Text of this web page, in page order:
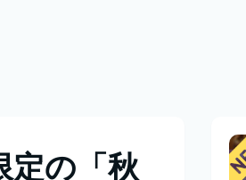
の「秋